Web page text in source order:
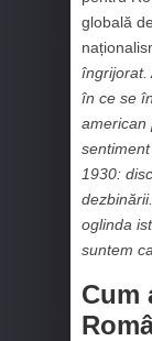
globală
îngrijorat.
în ce se
american
1930:
oglinda
suntem
Cum